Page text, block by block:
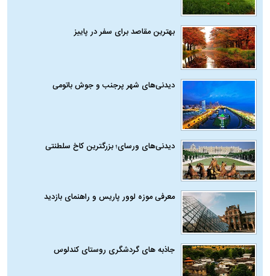
بهترین مقاصد برای سفر در پاییز
دیدنی‌های شهر پرجنب و جوش باتومی
دیدنی‌های ورسای؛ بزرگترین کاخ سلطنتی
معرفی موزه لوور پاریس و راهنمای بازدید
جاذبه های گردشگری روستای کندلوس